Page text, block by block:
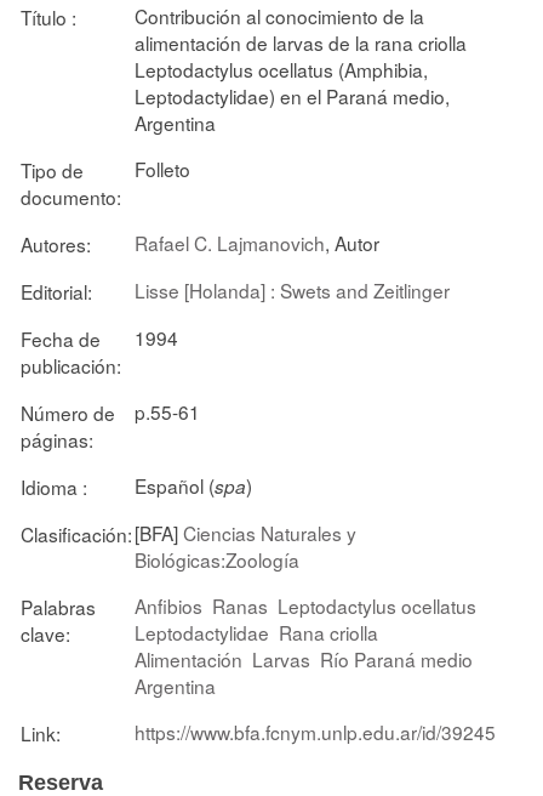
Título :
Contribución al conocimiento de la
alimentación de larvas de la rana criolla
Leptodactylus ocellatus (Amphibia,
Leptodactylidae) en el Paraná medio,
Argentina
Tipo de
documento:
Folleto
Autores: Rafael C. Lajmanovich, Autor
Editorial:
Lisse [Holanda] : Swets and Zeitlinger
Fecha de
publicación:
1994
Número de
páginas:
p.55-61
Idioma : Español (spa)
Clasificación:[BFA]Ciencias Naturales y
Biológicas:Zoología
Palabras
clave:
Anfibios Ranas Leptodactylus ocellatus
Leptodactylidae Rana criolla
Alimentación Larvas Río Paraná medio
Argentina
Link:
https://www.bfa.fcnym.unlp.edu.ar/id/39245
Reserva